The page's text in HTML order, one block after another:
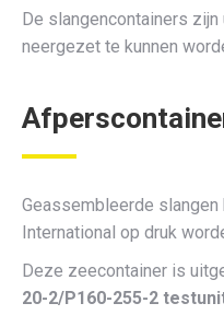
De slangencontainers
neergezet te kunnen
Geassembleerde slangen
International op druk
Deze zeecontainer is
20-2/P160-255-2